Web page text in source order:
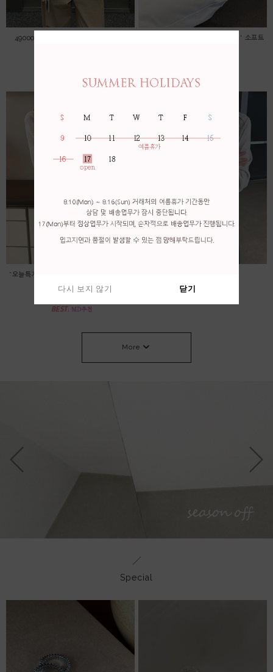
49000->45000 자수 레이스 블라우스
*오늘특가! 무배! 56000->53000 * 소프트
*오늘특가 58000->53000 베이지,차콜 당
일출고* 롤 라운드 니트
64,000원
More
Special
다시 보지 않기 닫기
다시 보지 않기 닫기